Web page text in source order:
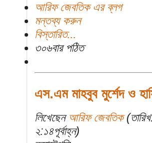
আরিফ জেবতিক এর ব্লগ
মন্তব্য করুন
বিস্তারিত...
৩০৬বার পঠিত
এস.এম মাহবুব মুর্শেদ ও
লিখেছেন আরিফ জেবতিক
২:১৪পূর্বাহ্ন)